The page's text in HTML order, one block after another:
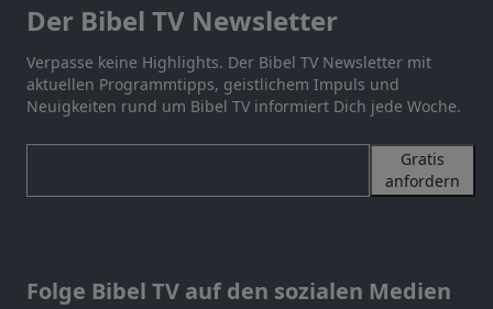
Der Bibel TV Newsletter
Verpasse keine Highlights. Der Bibel TV Newsletter mit
aktuellen Programmtipps, geistlichem Impuls und
Neuigkeiten rund um Bibel TV informiert Dich jede Woche.
Gratis
anfordern
Folge Bibel TV auf den sozialen Medien